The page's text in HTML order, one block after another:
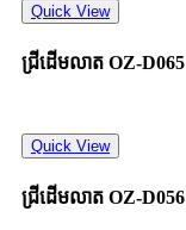
Quick View
ជ្រីដើមលាត OZ-D065
Quick View
ជ្រីដើមលាត OZ-D056